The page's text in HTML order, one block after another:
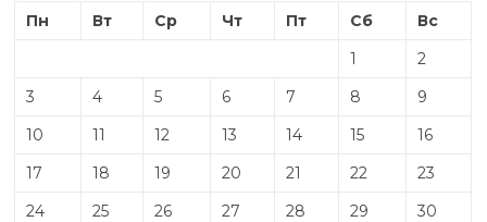
Пн
Вт Ср Чт Пт Сб
Вс
1
2
3
4 5 6 7 8
9
10
11 12 13 14 15
16
17
18 19 20 21 22
23
24
25 26 27 28 29
30